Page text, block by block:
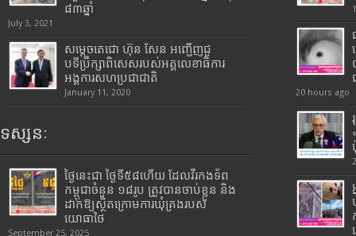
៨៣ឆ្នាំ
July 3, 2021
សម្តេចតេជោ ហ៊ុន សែន អញ្ជើញជួ
បទីប្រឹក្សាពិសេសរបស់អគ្គលេខាធិការ
អង្គការសហប្រជាជាតិ
January 11, 2020
ទស្សនៈ
ថ្ងៃនេះជា ថ្ងៃទី៥៨ហើយ ដែលវីរកងទ័ព
កម្ពុជាចំនួន ១៨រូប ត្រូវបានចាប់ខ្លួន និង
ដាក់ឱ្យស្ថិតក្រោមការឃុំគ្រងរបស់
យោធាថៃ
September 25, 2025
20 hours ago